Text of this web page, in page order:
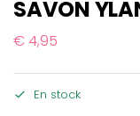
SAVON
€4,95
En stock